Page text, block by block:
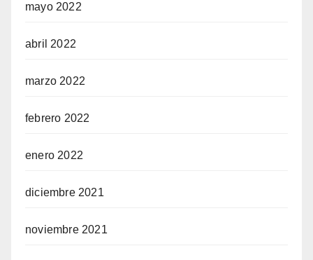
mayo 2022
abril 2022
marzo 2022
febrero 2022
enero 2022
diciembre 2021
noviembre 2021